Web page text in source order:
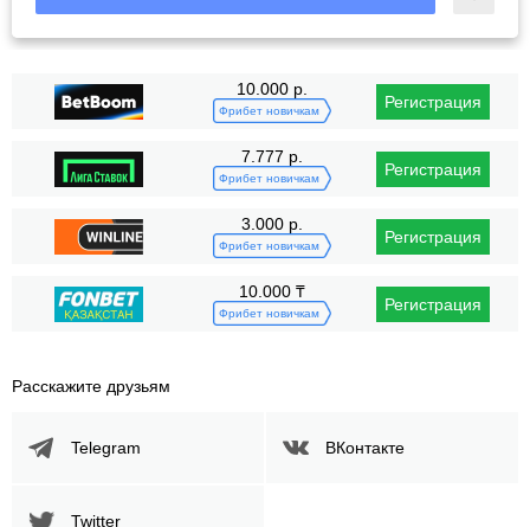
10.000 р.
Фрибет новичкам Регистрация
7.777 р.
Фрибет новичкам Регистрация
3.000 р.
Фрибет новичкам Регистрация
10.000 ₸
Фрибет новичкам Регистрация
Расскажите друзьям
Telegram ВКонтакте
Twitter